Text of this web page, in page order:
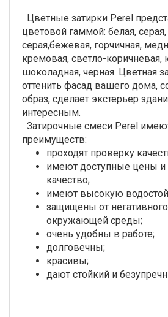
Цветные затирки Perel
цветовой гаммой: белая,
серая,бежевая, горчичная,
кремовая, светло-коричневая,
шоколадная, черная. Цветная
оттенить фасад вашего дома,
образ, сделает экстерьер
интересным.
Затирочные смеси Perel
преимуществ:
проходят проверку
имеют доступные цены и
качество;
имеют высокую
защищены от
окружающей среды;
очень удобны в работе;
долговечны;
красивы;
дают стойкий и